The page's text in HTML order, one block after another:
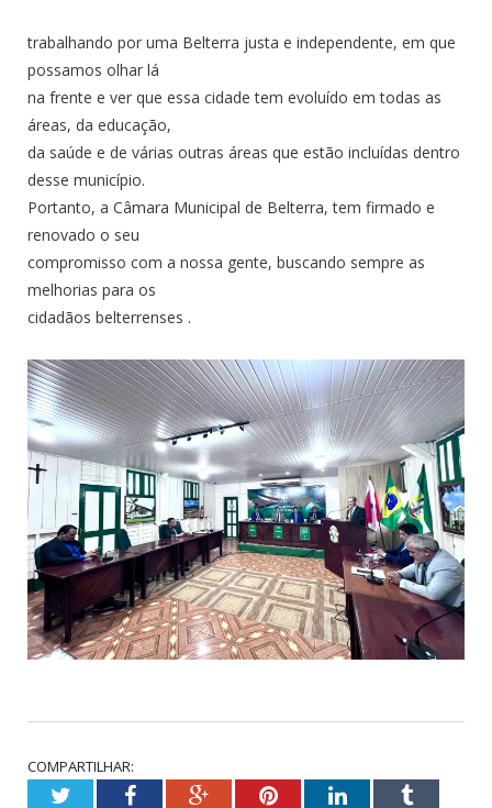
trabalhando por uma Belterra justa e independente, em que
possamos olhar lá
na frente e ver que essa cidade tem evoluído em todas as
áreas, da educação,
da saúde e de várias outras áreas que estão incluídas dentro
desse município.
Portanto, a Câmara Municipal de Belterra, tem firmado e
renovado o seu
compromisso com a nossa gente, buscando sempre as
melhorias para os
cidadãos belterrenses .
COMPARTILHAR:
TwitterFacebookGoogle+PinterestLinkedInTumblr